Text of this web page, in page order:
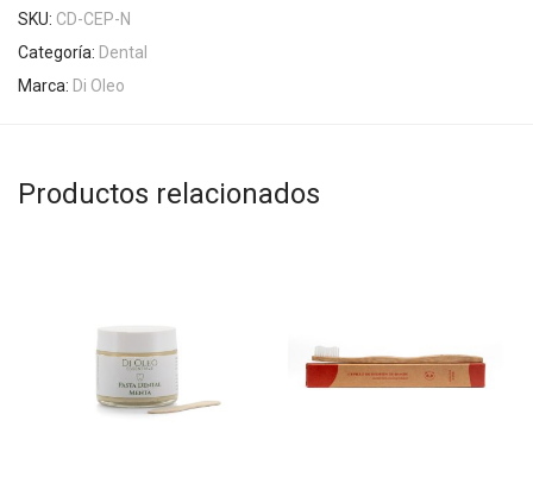
SKU: CD-CEP-N
Categoría: Dental
Marca: Di Oleo
Productos relacionados